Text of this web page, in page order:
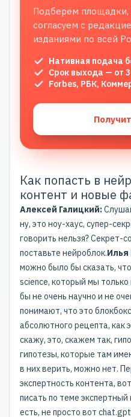
Подберём площадки,
согласуем с
изданиями по всей
Нативная подача
Срок выхода — от
Forbes, РБК,
Как попасть в
контент и новые
Алексей Галицкий:
ну, это ноу-хаус, супер-
говорить нельзя? Секрет-
поставьте нейроблок.Илья
можно было бы сказать,
science, который мы
бы не очень научно и не
понимают, что это
абсолютного рецепта, как
скажу, это, скажем так,
гипотезы, которые там
в них верить, можно нет.
экспертность контента,
писать по теме
есть, не просто вот